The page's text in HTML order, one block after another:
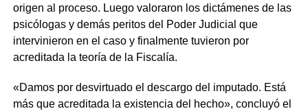
origen al proceso. Luego valoraron los dictámenes de las
psicólogas y demás peritos del Poder Judicial que
intervinieron en el caso y finalmente tuvieron por
acreditada la teoría de la Fiscalía.
«Damos por desvirtuado el descargo del imputado. Está
más que acreditada la existencia del hecho», concluyó el